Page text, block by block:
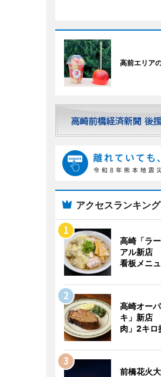
高前エリア
アクセスランキング
高崎「ラ
アル新店
看板メニ
高崎オー
キ」新店
肉」2キロ
前橋花火